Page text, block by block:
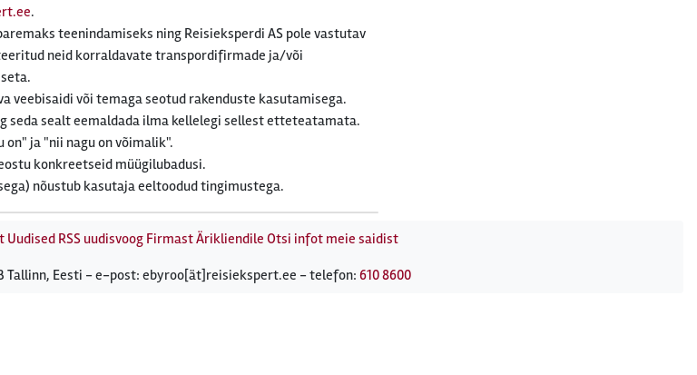
.
teenindamiseks ning Reisieksperdi AS pole vastutav
neid korraldavate transpordifirmade ja/või
veebisaidi või temaga seotud rakenduste kasutamisega.
seda sealt eemaldada ilma kellelegi sellest etteteatamata.
ja "nii nagu on võimalik".
konkreetseid müügilubadusi.
nõustub kasutaja eeltoodud tingimustega.
Uudised RSS uudisvoog FirmastÄrikliendile Otsi infot meie saidist
Tallinn, Eesti - e-post: ebyroo[ät]reisiekspert.ee - telefon: 610 8600